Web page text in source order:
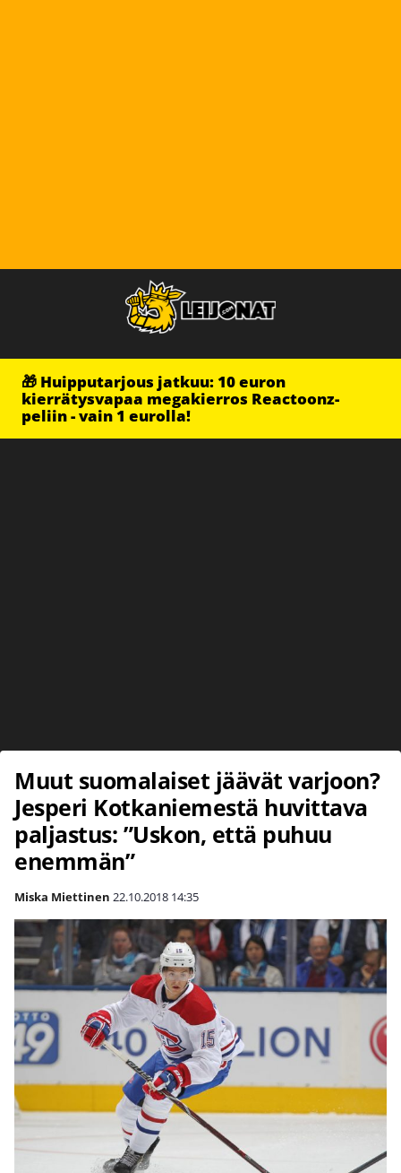
🎁 Huipputarjous jatkuu: 10 euron
kierrätysvapaa megakierros Reactoonz-
peliin - vain 1 eurolla!
Muut suomalaiset jäävät varjoon?
Jesperi Kotkaniemestä huvittava
paljastus: ”Uskon, että puhuu
enemmän”
Miska Miettinen 22.10.2018 14:35